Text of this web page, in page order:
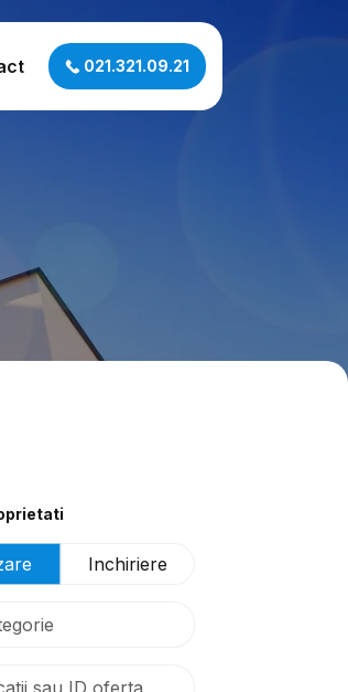
021.321.09.21
Inchiriere